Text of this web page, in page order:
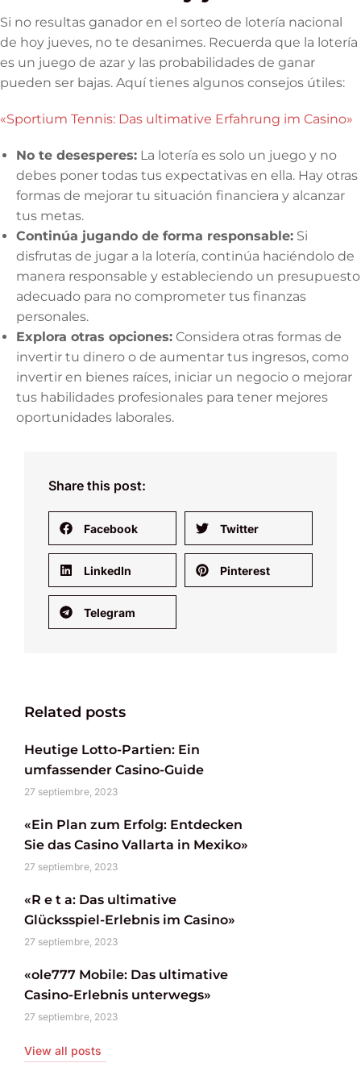
Si no resultas ganador en el sorteo de lotería nacional
de hoy jueves, no te desanimes. Recuerda que la lotería
es un juego de azar y las probabilidades de ganar
pueden ser bajas. Aquí tienes algunos consejos útiles:
«Sportium Tennis: Das ultimative Erfahrung im Casino»
No te desesperes: La lotería es solo un juego y no
debes poner todas tus expectativas en ella. Hay otras
formas de mejorar tu situación financiera y alcanzar
tus metas.
Continúa jugando de forma responsable: Si
disfrutas de jugar a la lotería, continúa haciéndolo de
manera responsable y estableciendo un presupuesto
adecuado para no comprometer tus finanzas
personales.
Explora otras opciones: Considera otras formas de
invertir tu dinero o de aumentar tus ingresos, como
invertir en bienes raíces, iniciar un negocio o mejorar
tus habilidades profesionales para tener mejores
oportunidades laborales.
Share this post:
Facebook Twitter
LinkedIn Pinterest
Telegram
Related posts
Heutige Lotto-Partien: Ein
umfassender Casino-Guide
27 septiembre, 2023
«Ein Plan zum Erfolg: Entdecken
Sie das Casino Vallarta in Mexiko»
27 septiembre, 2023
«R e t a: Das ultimative
Glücksspiel-Erlebnis im Casino»
27 septiembre, 2023
«ole777 Mobile: Das ultimative
Casino-Erlebnis unterwegs»
27 septiembre, 2023
View all posts